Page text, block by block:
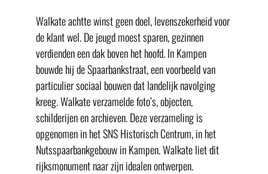
Walkate achtte winst geen doel, levenszekerheid voor
de klant wel. De jeugd moest sparen, gezinnen
verdienden een dak boven het hoofd. In Kampen
bouwde hij de Spaarbankstraat, een voorbeeld van
particulier sociaal bouwen dat landelijk navolging
kreeg. Walkate verzamelde foto’s, objecten,
schilderijen en archieven. Deze verzameling is
opgenomen in het SNS Historisch Centrum, in het
Nutsspaarbankgebouw in Kampen. Walkate liet dit
rijksmonument naar zijn idealen ontwerpen.